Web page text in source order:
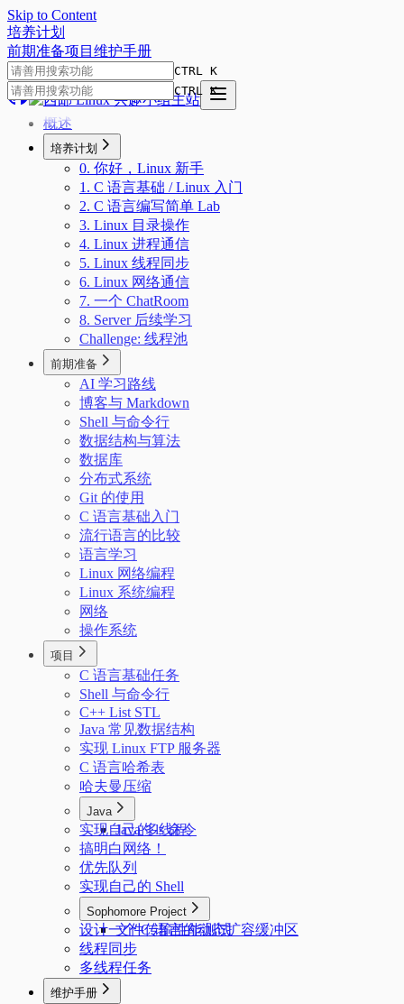
Skip to Content
培养计划
前期准备项目 维护手册
CTRL K
CTRL K
概述
培养计划
0. 你好，Linux 新手
1. C 语言基础 / Linux 入门
2. C 语言编写简单 Lab
3. Linux 目录操作
4. Linux 进程通信
5. Linux 线程同步
6. Linux 网络通信
7. 一个 ChatRoom
8. Server 后续学习
Challenge: 线程池
前期准备
AI 学习路线
博客与 Markdown
Shell 与命令行
数据结构与算法
数据库
分布式系统
Git 的使用
C 语言基础入门
流行语言的比较
语言学习
Linux 网络编程
Linux 系统编程
网络
操作系统
项目
C 语言基础任务
Shell 与命令行
C++ List STL
Java 常见数据结构
实现 Linux FTP 服务器
C 语言哈希表
哈夫曼压缩
Java
Java 多线程
实现自己的 ls 命令
搞明白网络！
优先队列
实现自己的 Shell
Sophomore Project
文件传输性能测试
设计一个 C 语言的动态扩容缓冲区
线程同步
多线程任务
维护手册